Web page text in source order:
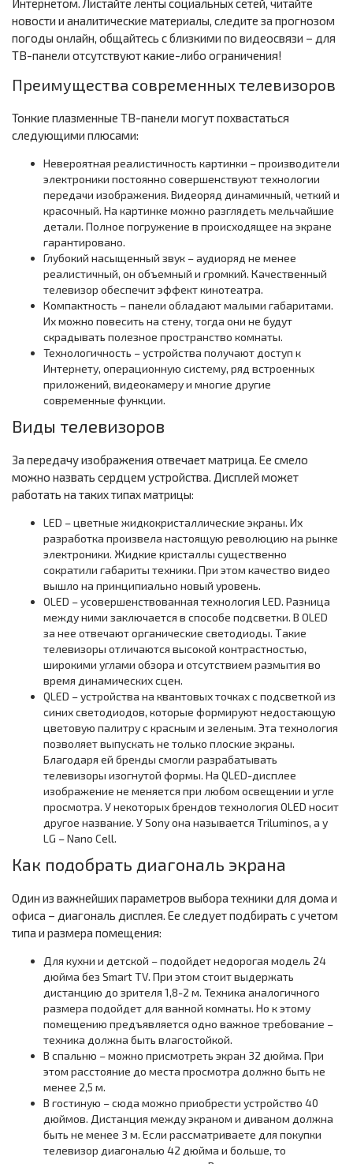
Интернетом. Листайте ленты социальных сетей, читайте
новости и аналитические материалы, следите за прогнозом
погоды онлайн, общайтесь с близкими по видеосвязи – для
ТВ-панели отсутствуют какие-либо ограничения!
Преимущества современных телевизоров
Тонкие плазменные ТВ-панели могут похвастаться
следующими плюсами:
Невероятная реалистичность картинки – производители
электроники постоянно совершенствуют технологии
передачи изображения. Видеоряд динамичный, четкий и
красочный. На картинке можно разглядеть мельчайшие
детали. Полное погружение в происходящее на экране
гарантировано.
Глубокий насыщенный звук – аудиоряд не менее
реалистичный, он объемный и громкий. Качественный
телевизор обеспечит эффект кинотеатра.
Компактность – панели обладают малыми габаритами.
Их можно повесить на стену, тогда они не будут
скрадывать полезное пространство комнаты.
Технологичность – устройства получают доступ к
Интернету, операционную систему, ряд встроенных
приложений, видеокамеру и многие другие
современные функции.
Виды телевизоров
За передачу изображения отвечает матрица. Ее смело
можно назвать сердцем устройства. Дисплей может
работать на таких типах матрицы:
LED – цветные жидкокристаллические экраны. Их
разработка произвела настоящую революцию на рынке
электроники. Жидкие кристаллы существенно
сократили габариты техники. При этом качество видео
вышло на принципиально новый уровень.
OLED – усовершенствованная технология LED. Разница
между ними заключается в способе подсветки. В OLED
за нее отвечают органические светодиоды. Такие
телевизоры отличаются высокой контрастностью,
широкими углами обзора и отсутствием размытия во
время динамических сцен.
QLED – устройства на квантовых точках с подсветкой из
синих светодиодов, которые формируют недостающую
цветовую палитру с красным и зеленым. Эта технология
позволяет выпускать не только плоские экраны.
Благодаря ей бренды смогли разрабатывать
телевизоры изогнутой формы. На QLED-дисплее
изображение не меняется при любом освещении и угле
просмотра. У некоторых брендов технология OLED носит
другое название. У Sony она называется Triluminos, а у
LG – Nano Cell.
Как подобрать диагональ экрана
Один из важнейших параметров выбора техники для дома и
офиса – диагональ дисплея. Ее следует подбирать с учетом
типа и размера помещения:
Для кухни и детской – подойдет недорогая модель 24
дюйма без Smart TV. При этом стоит выдержать
дистанцию до зрителя 1,8-2 м. Техника аналогичного
размера подойдет для ванной комнаты. Но к этому
помещению предъявляется одно важное требование –
техника должна быть влагостойкой.
В спальню – можно присмотреть экран 32 дюйма. При
этом расстояние до места просмотра должно быть не
менее 2,5 м.
В гостиную – сюда можно приобрести устройство 40
дюймов. Дистанция между экраном и диваном должна
быть не менее 3 м. Если рассматриваете для покупки
телевизор диагональю 42 дюйма и больше, то